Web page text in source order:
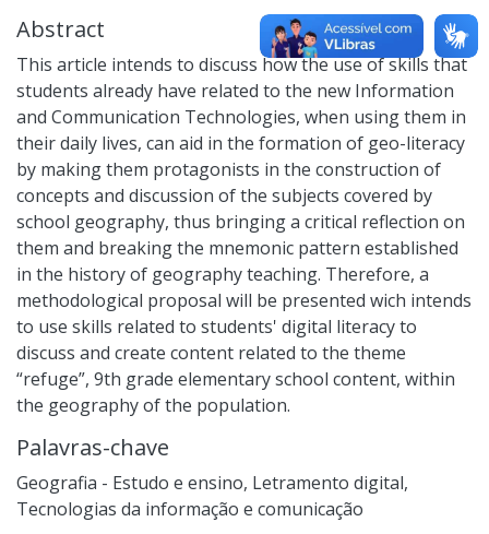
Abstract
This article intends to discuss how the use of skills that
students already have related to the new Information
and Communication Technologies, when using them in
their daily lives, can aid in the formation of geo-literacy
by making them protagonists in the construction of
concepts and discussion of the subjects covered by
school geography, thus bringing a critical reflection on
them and breaking the mnemonic pattern established
in the history of geography teaching. Therefore, a
methodological proposal will be presented wich intends
to use skills related to students' digital literacy to
discuss and create content related to the theme
“refuge”, 9th grade elementary school content, within
the geography of the population.
Palavras-chave
Geografia - Estudo e ensino, Letramento digital,
Tecnologias da informação e comunicação